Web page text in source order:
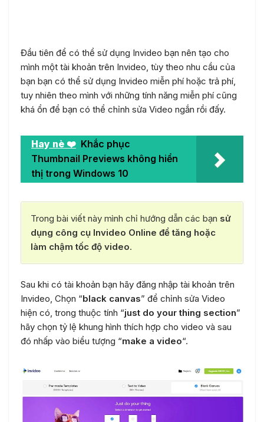
Đầu tiên để có thể sử dụng Invideo bạn nên tạo cho
mình một tài khoản trên Invideo, tùy theo nhu cầu của
bạn bạn có thể sử dụng Invideo miễn phí hoặc trả phí,
tuy nhiên theo mình với những tính năng miễn phí cũng
khá ổn để bạn có thể chỉnh sửa Video ngắn rồi đấy.
Hay nè ❤️ Khắc phục
Thumbnail Previews không hiển
thị trong Windows 10
Trong bài viết này mình chỉ hướng dẫn các bạn sử
dụng công cụ Invideo Online để tăng hoặc
làm chậm tốc độ video.
Sau khi có tài khoản bạn hãy đăng nhập tài khoản trên
Invideo, Chọn “black canvas” để chỉnh sửa Video
hiện có, trong thuộc tính “just do your thing section”
hãy chọn tỷ lệ khung hình thích hợp cho video và sau
đó nhấp vào biểu tượng “make a video“.